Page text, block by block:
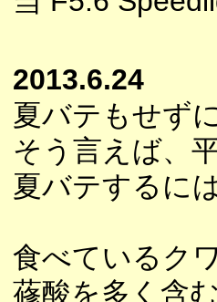
2013.6.24
夏バテもせず
そう言えば、
夏バテするに
食べているク
蓚酸を多く含